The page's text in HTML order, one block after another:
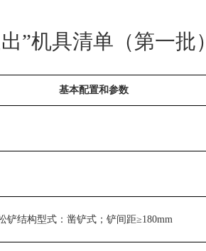
”机具清单（第一批）
基本配置和参数
铲结构型式：凿铲式；铲间距≥180mm